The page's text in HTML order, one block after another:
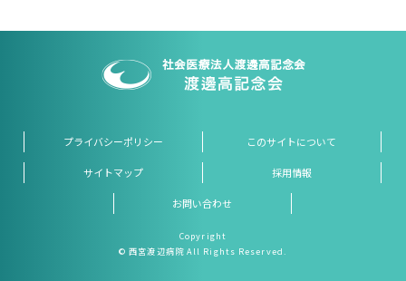
プライバシーポリシー このサイトについて
サイトマップ 採用情報
お問い合わせ
Copyright
© 西宮渡辺病院 All Rights Reserved.